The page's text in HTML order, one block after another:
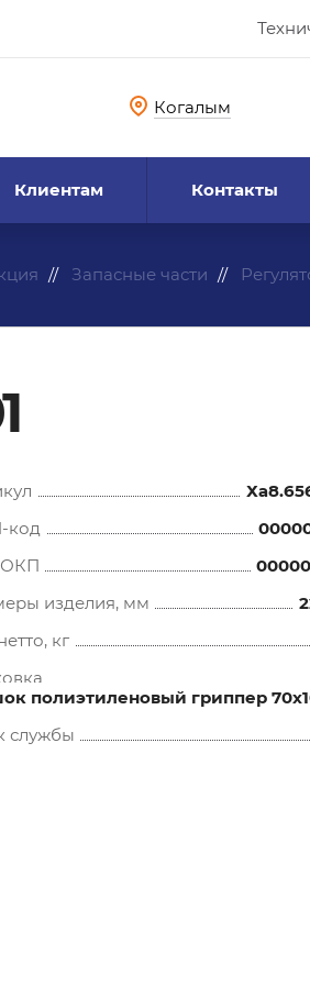
Когалым
Клиентам Контакты
Запасные части
код
изделия, мм
кг
полиэтиленовый гриппер
службы